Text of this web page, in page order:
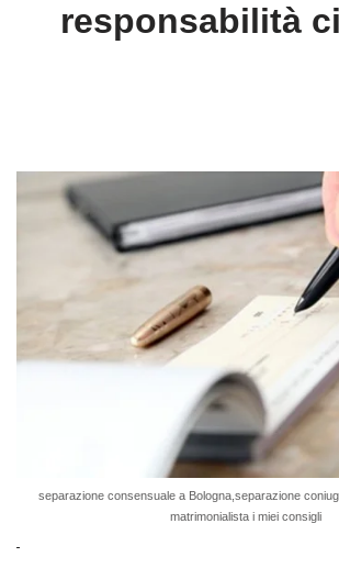
responsabilità
separazione consensuale a Bologna,separazione
matrimonialista i miei consigli